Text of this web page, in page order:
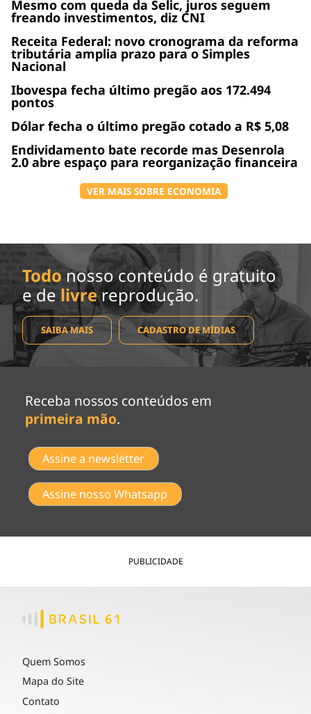
Mesmo com queda da Selic, juros seguem
freando investimentos, diz CNI
Receita Federal: novo cronograma da reforma
tributária amplia prazo para o Simples
Nacional
Ibovespa fecha último pregão aos 172.494
pontos
Dólar fecha o último pregão cotado a R$ 5,08
Endividamento bate recorde mas Desenrola
2.0 abre espaço para reorganização financeira
VER MAIS SOBRE ECONOMIA
Todo nosso conteúdo é gratuito
e de livrereprodução.
SAIBA MAIS CADASTRO DE MÍDIAS
Receba nossos conteúdos em
primeira mão.
Assine a newsletter
Assine nosso Whatsapp
PUBLICIDADE
Quem Somos
Mapa do Site
Contato